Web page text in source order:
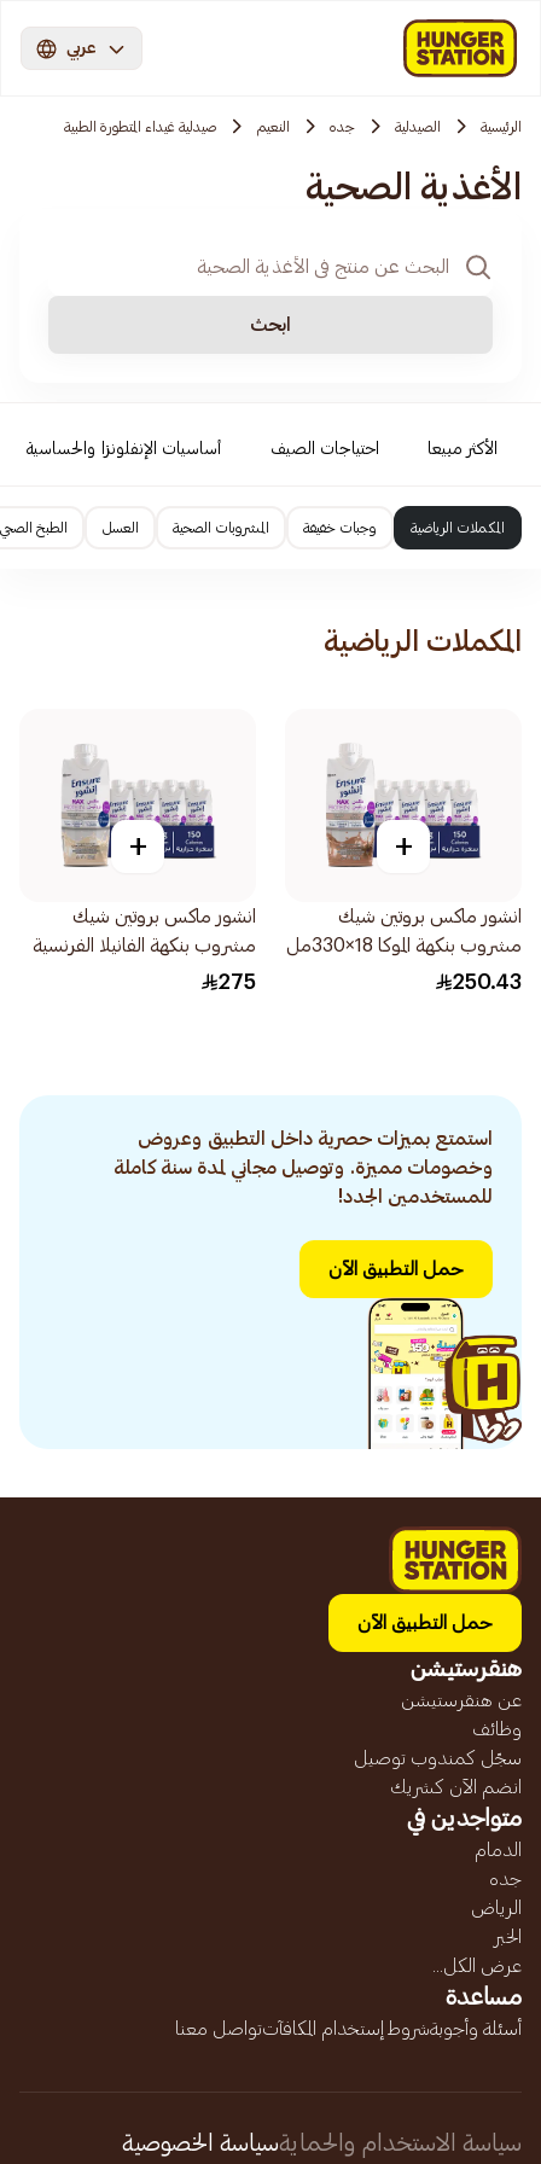
عربي
الرئيسية الصيدلية جده النعيم صيدلية غيداء المتطورة الطبية
الأغذية الصحية
ابحث
الأكثر مبيعا احتياجات الصيف أساسيات الإنفلونزا والحساسية
المكملات الرياضية وجبات خفيفة المشروبات الصحية العسل الطبخ الصحي
المكملات الرياضية
+
انشور ماكس بروتين شيك
مشروب بنكهة الموكا 18×330مل
250.43
+
انشور ماكس بروتين شيك
مشروب بنكهة الفانيلا الفرنسية
18×330مل
275
استمتع بميزات حصرية داخل التطبيق وعروض
وخصومات مميزة. وتوصيل مجاني لمدة سنة كاملة
للمستخدمين الجدد!
حمل التطبيق الآن
حمل التطبيق الآن
هنقرستيشن
عن هنقرستيشن
وظائف
سجّل كمندوب توصيل
انضم الآن كشريك
متواجدين في
الدمام
جده
الرياض
الخبر
عرض الكل...
مساعدة
أسئلة وأجوبةشروط إستخدام المكافآتتواصل معنا
سياسة الاستخدام والحمايةسياسة الخصوصية